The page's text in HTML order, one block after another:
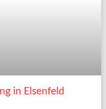
in Elsenfeld